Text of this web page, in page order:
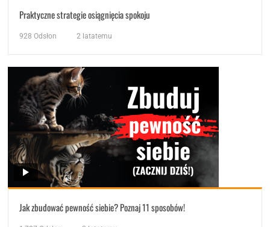
Praktyczne strategie osiągnięcia spokoju
928 Odsłon 2 latatemu
Jak zbudować pewność siebie? Poznaj 11 sposobów!